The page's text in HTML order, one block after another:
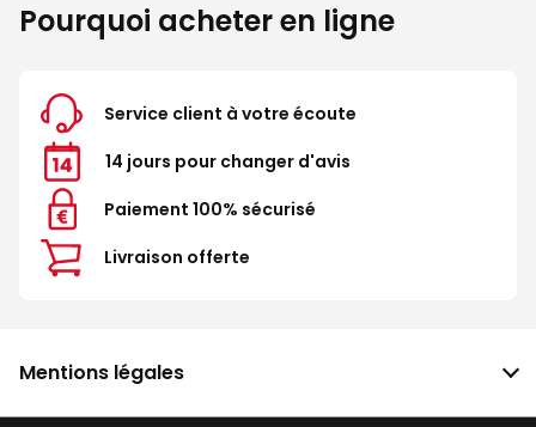
Pourquoi acheter en ligne
Service client à votre écoute
14 jours pour changer d'avis
Paiement 100% sécurisé
Livraison offerte
Mentions légales